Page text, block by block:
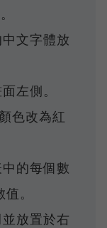
文字體放
左側。
色改為紅
的每個數
。
放置於右